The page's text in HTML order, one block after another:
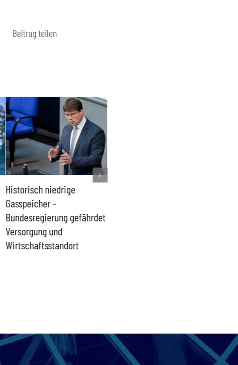
Beitrag teilen
Historisch niedrige
Gasspeicher –
Bundesregierung gefährdet
Versorgung und
Wirtschaftsstandort